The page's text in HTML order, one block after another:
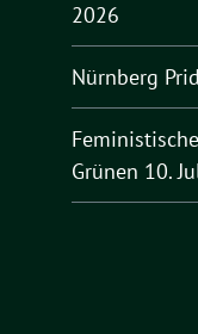
2026
Nürnberg
Grünen 10.